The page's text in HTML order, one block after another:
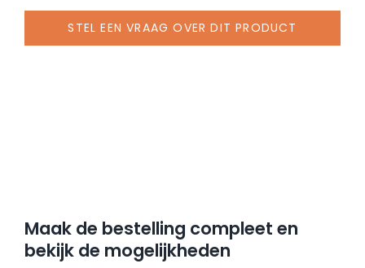
STEL EEN VRAAG OVER DIT PRODUCT
Maak de bestelling compleet en
bekijk de mogelijkheden